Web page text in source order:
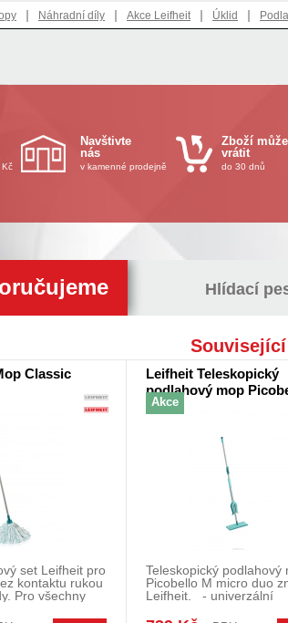
| Náhradní díly | Akce Leifheit | Úklid |
Kč
Navštivte
nás
v kamenné prodejně
Zboží
vrátit
do 30 dnů
Hlídací
Související
Classic
set Leifheit pro
kontaktu rukou
Pro všechny
Akce
Leifheit Teleskopický
podlahový mop
micro duo 57029
Teleskopický podlahový
Picobello M micro duo
Leifheit. - univerzální